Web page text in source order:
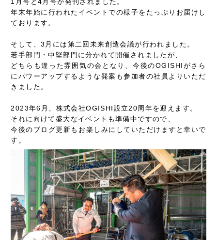
年末年始に行われたイベントでの様子をたっぷりお届けし
ております。
そして、3月には第二回未来創造会議が行われました。
若手部門・中堅部門に分かれて開催されましたが、
どちらも違った雰囲気の会となり、今後のOGISHIがさら
にパワーアップするような発案も参加者の社員よりいただ
きました。
2023年6月、株式会社OGISHI設立20周年を迎えます。
それに向けて盛大なイベントも準備中ですので、
今後のブログ更新もお楽しみにしていただけますと幸いで
す。